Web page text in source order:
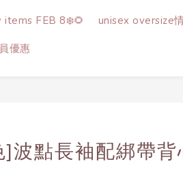
FEB 8❄️🌻 unisex oversize情
優惠
]波點長袖配綁帶背